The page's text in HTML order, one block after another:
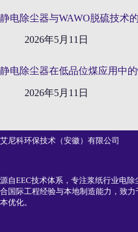
静电除尘器与WAWO脱硫技术
2026年5月11日
静电除尘器在低品位煤应用中
2026年5月11日
艾尼科环保技术（安徽）有限公司
源自EEC技术体系，专注浆纸行业电
合国际工程经验与本地制造能力，致
本优化。